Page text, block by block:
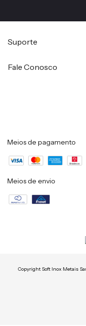
Suporte
Fale Conosco
Meios de pagamento
Meios de envio
Copyright Soft Inox Metais